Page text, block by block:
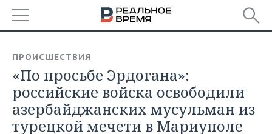
БАШКОРТОСТАН
ТАТАРСТАН
УДМУРТИЯ
НОВОСТИ
АНАЛИТИКА
НОВОСТИ АНАЛИТИКИ
ЭКОНОМИКА
ПРОИСШЕСТВИЯ
«По просьбе Эрдогана»:
российские войска освободили
азербайджанских мусульман из
турецкой мечети в Мариуполе